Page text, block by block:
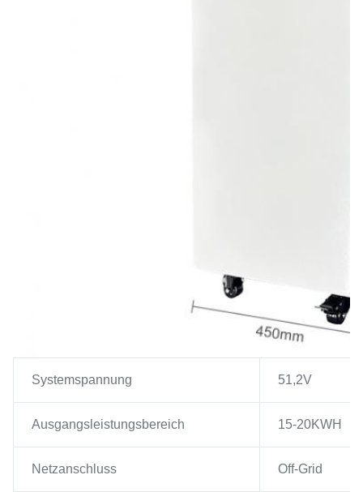
Systemspannung 51,2V
Ausgangsleistungsbereich 15-20KWH
Netzanschluss Off-Grid